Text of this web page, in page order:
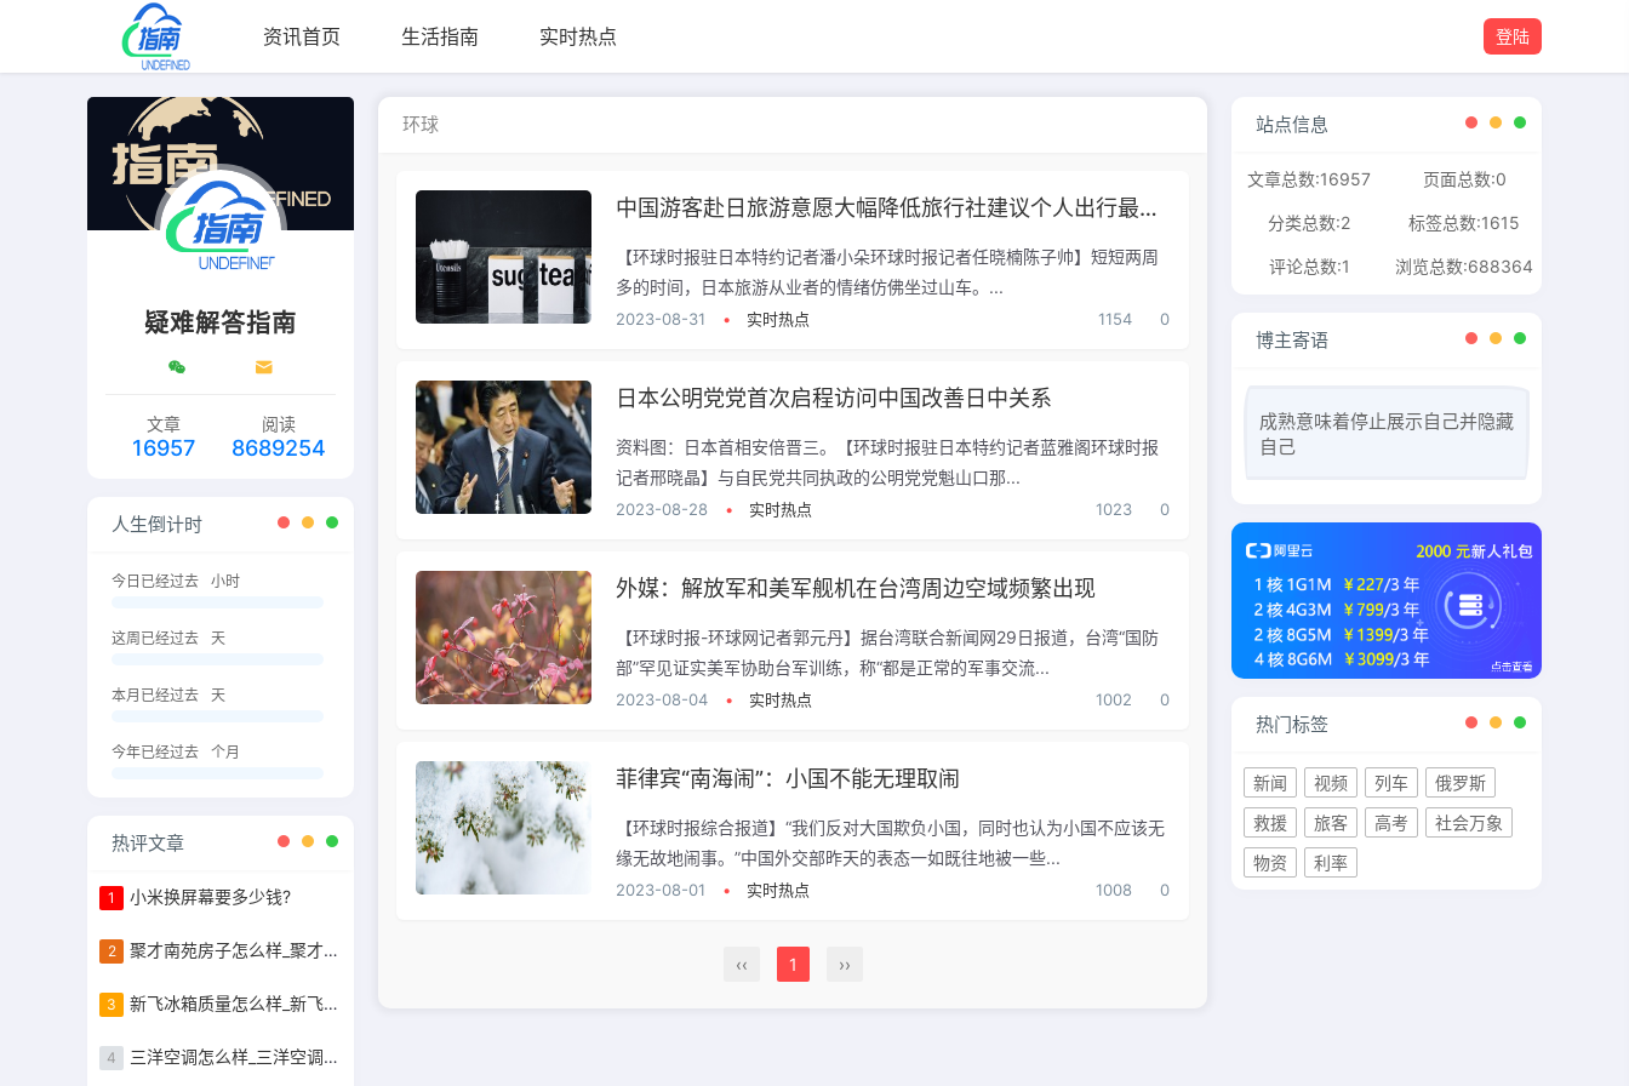
资讯首页 生活指南 实时热点 登陆
疑难解答指南
文章
16957
阅读
8689254
人生倒计时
今日已经过去 小时
这周已经过去 天
本月已经过去 天
今年已经过去 个月
热评文章
1 小米换屏幕要多少钱?
2 聚才南苑房子怎么样_聚才南苑的容积率是
3 新飞冰箱质量怎么样_新飞冰箱质量怎么样好不好
4 三洋空调怎么样_三洋空调怎么样好不好
环球
中国游客赴日旅游意愿大幅降低旅行社建议个人出行最为保险
【环球时报驻日本特约记者潘小朵环球时报记者任晓楠陈子帅】短短两周
多的时间，日本旅游从业者的情绪仿佛坐过山车。...
2023-08-31 • 实时热点 1154 0
日本公明党党首次启程访问中国改善日中关系
资料图：日本首相安倍晋三。【环球时报驻日本特约记者蓝雅阁环球时报
记者邢晓晶】与自民党共同执政的公明党党魁山口那...
2023-08-28 • 实时热点 1023 0
外媒：解放军和美军舰机在台湾周边空域频繁出现
【环球时报-环球网记者郭元丹】据台湾联合新闻网29日报道，台湾“国防
部”罕见证实美军协助台军训练，称“都是正常的军事交流...
2023-08-04 • 实时热点 1002 0
菲律宾“南海闹”：小国不能无理取闹
【环球时报综合报道】“我们反对大国欺负小国，同时也认为小国不应该无
缘无故地闹事。”中国外交部昨天的表态一如既往地被一些...
2023-08-01 • 实时热点 1008 0
‹‹ 1 ››
站点信息
文章总数:16957 页面总数:0
分类总数:2 标签总数:1615
评论总数:1 浏览总数:688364
博主寄语
成熟意味着停止展示自己并隐藏
自己
热门标签
新闻 视频 列车
俄罗斯
救援
旅客 高考
社会万象
物资
利率